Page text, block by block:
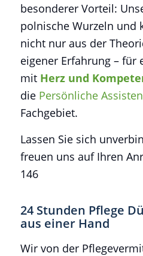
besonderer Vorteil:
polnische Wurzeln und
nicht nur aus der
eigener Erfahrung – für
mit Herz und
die Persönliche
Fachgebiet.
Lassen Sie sich
freuen uns auf Ihren
146
24 Stunden Pflege
aus einer Hand
Wir von der